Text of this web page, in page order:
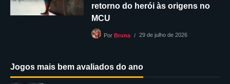
retorno do herói às origens no
MCU
PorBruna 29 de julho de 2026
Jogos mais bem avaliados do ano